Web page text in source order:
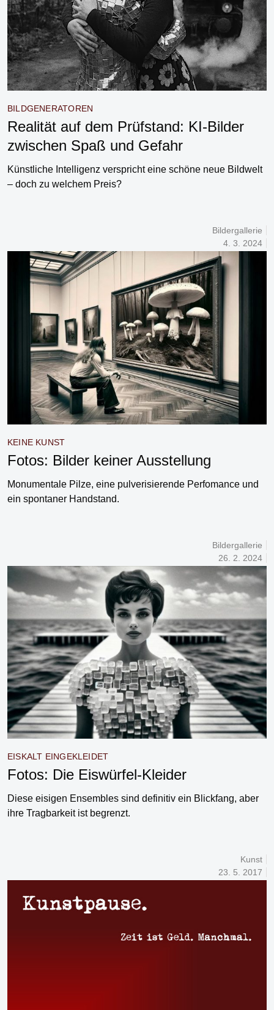
BILDGENERATOREN
Realität auf dem Prüfstand: KI-Bilder
zwischen Spaß und Gefahr
Künstliche Intelligenz verspricht eine schöne neue Bildwelt
– doch zu welchem Preis?
Bildergallerie
4. 3. 2024
KEINE KUNST
Fotos: Bilder keiner Ausstellung
Monumentale Pilze, eine pulverisierende Perfomance und
ein spontaner Handstand.
Bildergallerie
26. 2. 2024
EISKALT EINGEKLEIDET
Fotos: Die Eiswürfel-Kleider
Diese eisigen Ensembles sind definitiv ein Blickfang, aber
ihre Tragbarkeit ist begrenzt.
Kunst
23. 5. 2017